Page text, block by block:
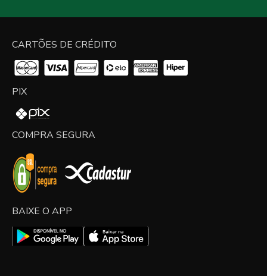
CARTÕES DE CRÉDITO
PIX
COMPRA SEGURA
BAIXE O APP